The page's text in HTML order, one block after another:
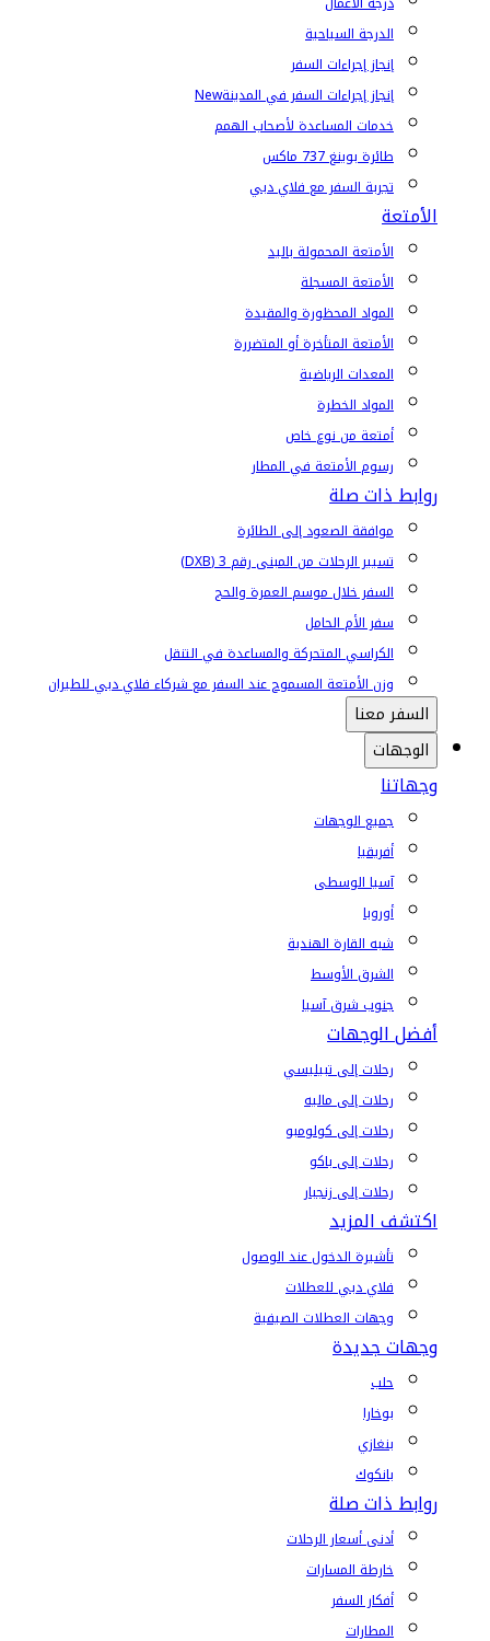
الدرجة السياحية
إنجاز إجراءات السفر
إنجاز إجراءات السفر في المدينةNew
خدمات المساعدة لأصحاب الهمم
طائرة بوينغ 737 ماكس
تجربة السفر مع فلاي دبي
الأمتعة
الأمتعة المحمولة باليد
الأمتعة المسجلة
المواد المحظورة والمقيدة
الأمتعة المتأخرة أو المتضررة
المعدات الرياضية
المواد الخطرة
أمتعة من نوع خاص
رسوم الأمتعة في المطار
روابط ذات صلة
موافقة الصعود إلى الطائرة
تسيير الرحلات من المبنى رقم 3 (DXB)
السفر خلال موسم العمرة والحج
سفر الأم الحامل
الكراسي المتحركة والمساعدة في التنقل
وزن الأمتعة المسموح عند السفر مع شركاء فلاي دبي للطيران
السفر معنا
الوجهات
وجهاتنا
جميع الوجهات
أفريقيا
آسيا الوسطى
أوروبا
شبه القارة الهندية
الشرق الأوسط
جنوب شرق آسيا
أفضل الوجهات
رحلات إلى تبيليسي
رحلات إلى ماليه
رحلات إلى كولومبو
رحلات إلى باكو
رحلات إلى زنجبار
اكتشف المزيد
تأشيرة الدخول عند الوصول
فلاي دبي للعطلات
وجهات العطلات الصيفية
وجهات جديدة
حلب
بوخارا
بنغازي
بانكوك
روابط ذات صلة
أدنى أسعار الرحلات
خارطة المسارات
أفكار السفر
المطارات